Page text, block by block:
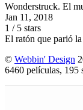
Wonderstruck. El
Jan 11, 2018
1 / 5 stars
El ratón que parió
© Webbin' Design
6460 películas, 195